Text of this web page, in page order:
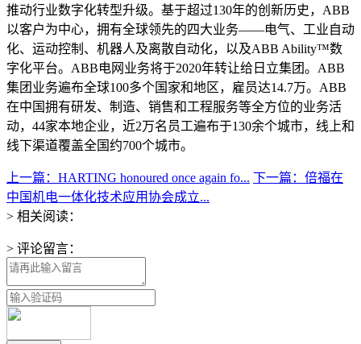
推动行业数字化转型升级。基于超过130年的创新历史，ABB
以客户为中心，拥有全球领先的四大业务——电气、工业自动
化、运动控制、机器人及离散自动化，以及ABB Ability™数
字化平台。ABB电网业务将于2020年转让给日立集团。ABB
集团业务遍布全球100多个国家和地区，雇员达14.7万。ABB
在中国拥有研发、制造、销售和工程服务等全方位的业务活
动，44家本地企业，近2万名员工遍布于130余个城市，线上和
线下渠道覆盖全国约700个城市。
上一篇：HARTING honoured once again fo... 下一篇：倍福在
中国机电一体化技术应用协会成立...
> 相关阅读：
> 评论留言：